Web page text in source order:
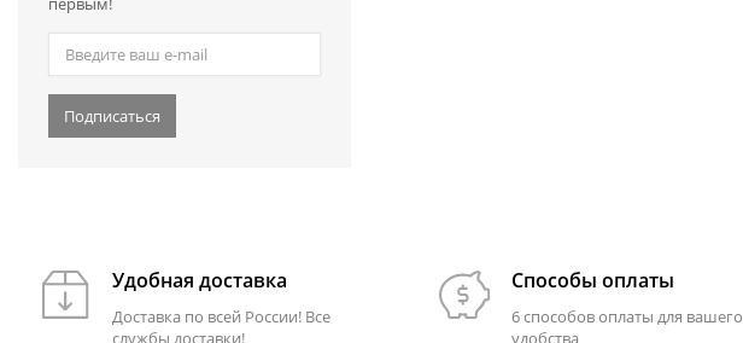
Подписаться
Удобная доставка
Доставка по всей России! Все
службы доставки!
Способы оплаты
6 способов оплаты для вашего
удобства